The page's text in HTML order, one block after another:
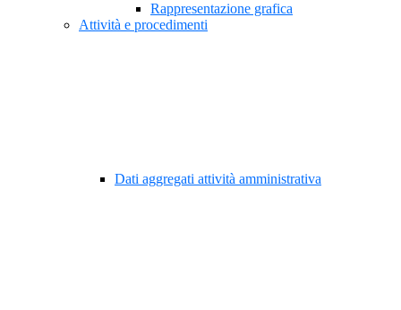
Rappresentazione grafica
Attività e procedimenti
Dati aggregati attività amministrativa